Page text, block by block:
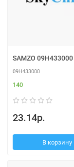
SAMZO 09H433000
09H433000
140
23.14р.
В корзину